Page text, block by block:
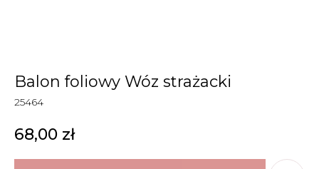
Balon foliowy Wóz strażacki
25464
68,00 zł